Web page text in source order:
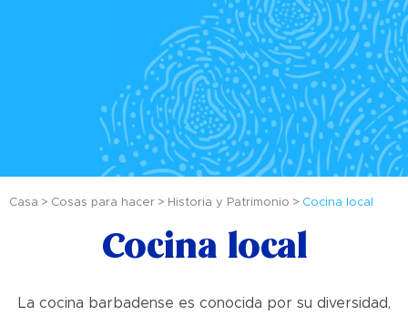
Casa Cosas para hacer Historia y Patrimonio Cocina local
Cocina local
La cocina barbadense es conocida por su diversidad,